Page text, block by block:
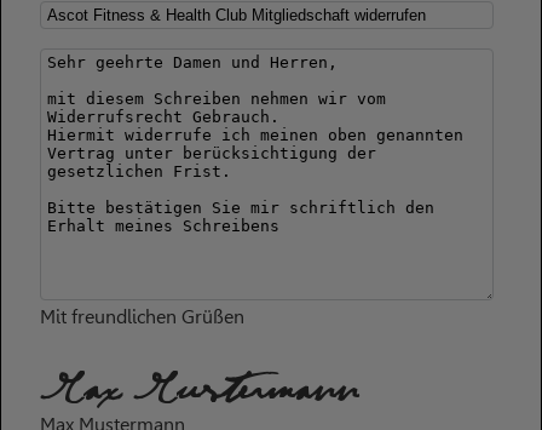
Mit freundlichen Grüßen
Max Mustermann
Max Mustermann